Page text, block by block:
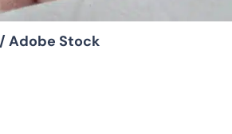
Adobe Stock